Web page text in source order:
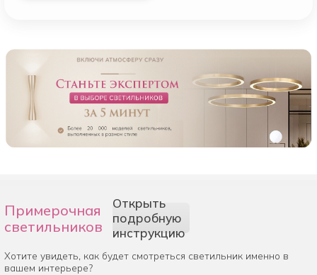
Примерочная
светильников
Открыть
подробную
инструкцию
Хотите увидеть, как будет смотреться светильник именно в
вашем интерьере?